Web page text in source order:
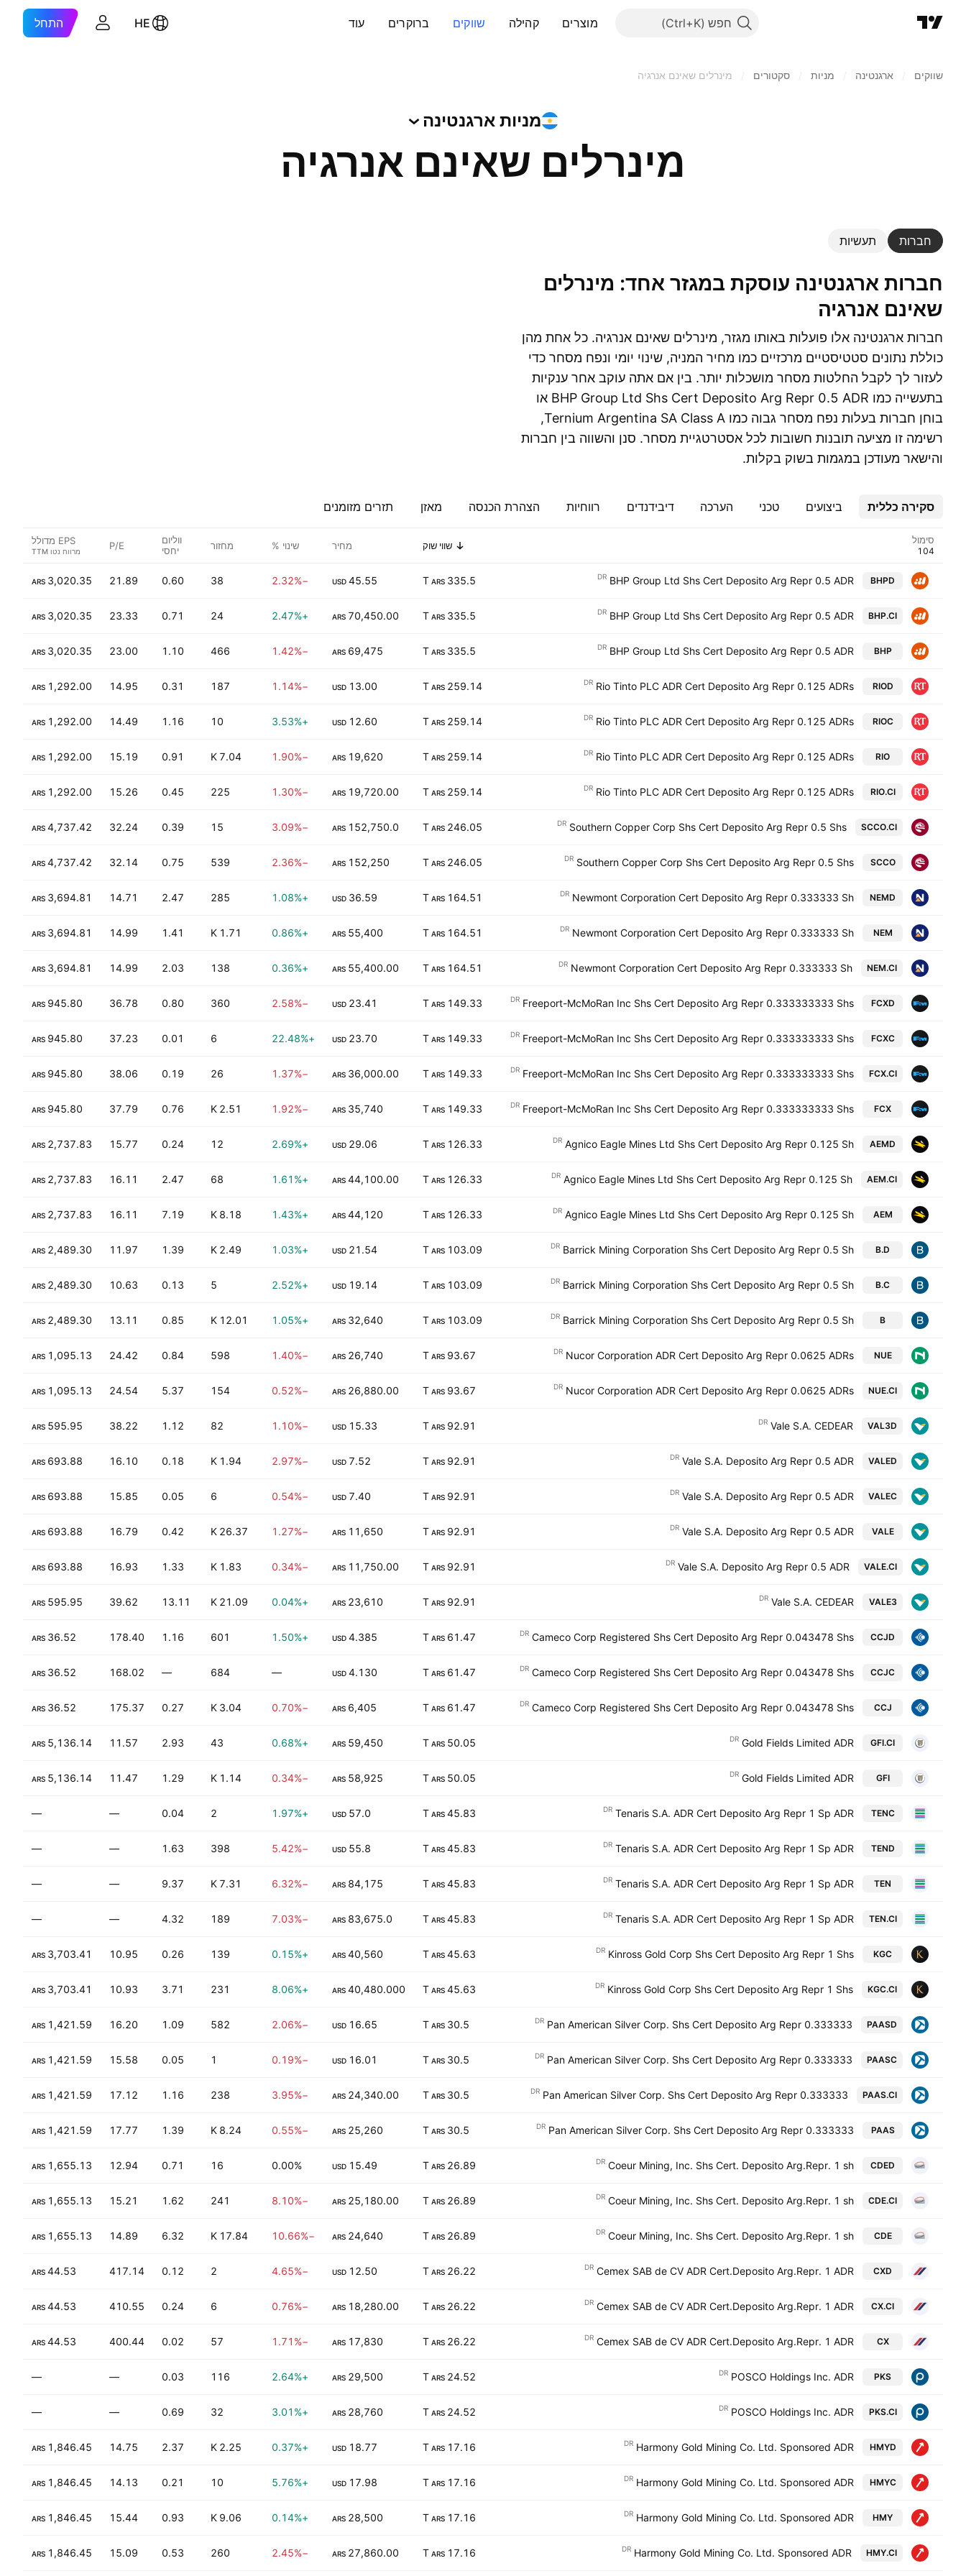
חפש מוצרים קהילה שווקים ברוקרים עוד HE התחל
שווקים ארגנטינה מניות‏ סקטורים מינרלים שאינם אנרגיה
מניותארגנטינה
מינרלים שאינם אנרגיה
חברות תעשיות
חברות ארגנטינה עוסקת במגזר אחד: מינרלים
שאינם אנרגיה
חברות ארגנטינה אלו פועלות באותו מגזר, מינרלים שאינם אנרגיה. כל אחת מהן
כוללת נתונים סטטיסטיים מרכזיים כמו מחיר המניה, שינוי יומי ונפח מסחר כדי
לעזור לך לקבל החלטות מסחר מושכלות יותר. בין אם אתה עוקב אחר ענקיות
בתעשייה כמו BHP Group Ltd Shs Cert Deposito Arg Repr 0.5 ADR או
בוחן חברות בעלות נפח מסחר גבוה כמו Ternium Argentina SA Class A,
רשימה זו מציעה תובנות חשובות לכל אסטרטגיית מסחר. סנן והשווה בין חברות
והישאר מעודכן במגמות בשוק בקלות.
סקירה כללית ביצועים טכני הערכה דיבידנדים רווחיות הצהרת הכנסה מאזן תזרים מזומנים
סימול שווי שוק מחיר שינוי % מחזור
ווליום
יחסי
P/E EPS מדולל
BHPD
BHP Group Ltd Shs Cert Deposito Arg Repr 0.5 ADR
DR
335.5 T
ARS
45.55
USD
−2.32%
38
0.60
21.89
3,020.35
ARS
BHP.CI
BHP Group Ltd Shs Cert Deposito Arg Repr 0.5 ADR
DR
335.5 T
ARS
70,450.00
ARS
+2.47%
24
0.71
23.33
3,020.35
ARS
BHP
BHP Group Ltd Shs Cert Deposito Arg Repr 0.5 ADR
DR
335.5 T
ARS
69,475
ARS
−1.42%
466
1.10
23.00
3,020.35
ARS
RIOD
Rio Tinto PLC ADR Cert Deposito Arg Repr 0.125 ADRs
DR
259.14 T
ARS
13.00
USD
−1.14%
187
0.31
14.95
1,292.00
ARS
RIOC
Rio Tinto PLC ADR Cert Deposito Arg Repr 0.125 ADRs
DR
259.14 T
ARS
12.60
USD
+3.53%
10
1.16
14.49
1,292.00
ARS
RIO
Rio Tinto PLC ADR Cert Deposito Arg Repr 0.125 ADRs
DR
259.14 T
ARS
19,620
ARS
−1.90%
7.04 K
0.91
15.19
1,292.00
ARS
RIO.CI
Rio Tinto PLC ADR Cert Deposito Arg Repr 0.125 ADRs
DR
259.14 T
ARS
19,720.00
ARS
−1.30%
225
0.45
15.26
1,292.00
ARS
SCCO.CI
Southern Copper Corp Shs Cert Deposito Arg Repr 0.5 Shs
DR
246.05 T
ARS
152,750.0
ARS
−3.09%
15
0.39
32.24
4,737.42
ARS
SCCO
Southern Copper Corp Shs Cert Deposito Arg Repr 0.5 Shs
DR
246.05 T
ARS
152,250
ARS
−2.36%
539
0.75
32.14
4,737.42
ARS
NEMD
Newmont Corporation Cert Deposito Arg Repr 0.333333 Sh
DR
164.51 T
ARS
36.59
USD
+1.08%
285
2.47
14.71
3,694.81
ARS
NEM
Newmont Corporation Cert Deposito Arg Repr 0.333333 Sh
DR
164.51 T
ARS
55,400
ARS
+0.86%
1.71 K
1.41
14.99
3,694.81
ARS
NEM.CI
Newmont Corporation Cert Deposito Arg Repr 0.333333 Sh
DR
164.51 T
ARS
55,400.00
ARS
+0.36%
138
2.03
14.99
3,694.81
ARS
FCXD
Freeport-McMoRan Inc Shs Cert Deposito Arg Repr 0.333333333 Shs
DR
149.33 T
ARS
23.41
USD
−2.58%
360
0.80
36.78
945.80
ARS
FCXC
Freeport-McMoRan Inc Shs Cert Deposito Arg Repr 0.333333333 Shs
DR
149.33 T
ARS
23.70
USD
+22.48%
6
0.01
37.23
945.80
ARS
FCX.CI
Freeport-McMoRan Inc Shs Cert Deposito Arg Repr 0.333333333 Shs
DR
149.33 T
ARS
36,000.00
ARS
−1.37%
26
0.19
38.06
945.80
ARS
FCX
Freeport-McMoRan Inc Shs Cert Deposito Arg Repr 0.333333333 Shs
DR
149.33 T
ARS
35,740
ARS
−1.92%
2.51 K
0.76
37.79
945.80
ARS
AEMD
Agnico Eagle Mines Ltd Shs Cert Deposito Arg Repr 0.125 Sh
DR
126.33 T
ARS
29.06
USD
+2.69%
12
0.24
15.77
2,737.83
ARS
AEM.CI
Agnico Eagle Mines Ltd Shs Cert Deposito Arg Repr 0.125 Sh
DR
126.33 T
ARS
44,100.00
ARS
+1.61%
68
2.47
16.11
2,737.83
ARS
AEM
Agnico Eagle Mines Ltd Shs Cert Deposito Arg Repr 0.125 Sh
DR
126.33 T
ARS
44,120
ARS
+1.43%
8.18 K
7.19
16.11
2,737.83
ARS
B.D
Barrick Mining Corporation Shs Cert Deposito Arg Repr 0.5 Sh
DR
103.09 T
ARS
21.54
USD
+1.03%
2.49 K
1.39
11.97
2,489.30
ARS
B.C
Barrick Mining Corporation Shs Cert Deposito Arg Repr 0.5 Sh
DR
103.09 T
ARS
19.14
USD
+2.52%
5
0.13
10.63
2,489.30
ARS
B
Barrick Mining Corporation Shs Cert Deposito Arg Repr 0.5 Sh
DR
103.09 T
ARS
32,640
ARS
+1.05%
12.01 K
0.85
13.11
2,489.30
ARS
NUE
Nucor Corporation ADR Cert Deposito Arg Repr 0.0625 ADRs
DR
93.67 T
ARS
26,740
ARS
−1.40%
598
0.84
24.42
1,095.13
ARS
NUE.CI
Nucor Corporation ADR Cert Deposito Arg Repr 0.0625 ADRs
DR
93.67 T
ARS
26,880.00
ARS
−0.52%
154
5.37
24.54
1,095.13
ARS
VAL3D
Vale S.A. CEDEAR
DR
92.91 T
ARS
15.33
USD
−1.10%
82
1.12
38.22
595.95
ARS
VALED
Vale S.A. Deposito Arg Repr 0.5 ADR
DR
92.91 T
ARS
7.52
USD
−2.97%
1.94 K
0.18
16.10
693.88
ARS
VALEC
Vale S.A. Deposito Arg Repr 0.5 ADR
DR
92.91 T
ARS
7.40
USD
−0.54%
6
0.05
15.85
693.88
ARS
VALE
Vale S.A. Deposito Arg Repr 0.5 ADR
DR
92.91 T
ARS
11,650
ARS
−1.27%
26.37 K
0.42
16.79
693.88
ARS
VALE.CI
Vale S.A. Deposito Arg Repr 0.5 ADR
DR
92.91 T
ARS
11,750.00
ARS
−0.34%
1.83 K
1.33
16.93
693.88
ARS
VALE3
Vale S.A. CEDEAR
DR
92.91 T
ARS
23,610
ARS
+0.04%
21.09 K
13.11
39.62
595.95
ARS
CCJD
Cameco Corp Registered Shs Cert Deposito Arg Repr 0.043478 Shs
DR
61.47 T
ARS
4.385
USD
+1.50%
601
1.16
178.40
36.52
ARS
CCJC
Cameco Corp Registered Shs Cert Deposito Arg Repr 0.043478 Shs
DR
61.47 T
ARS
4.130
USD
—
684
—
168.02
36.52
ARS
CCJ
Cameco Corp Registered Shs Cert Deposito Arg Repr 0.043478 Shs
DR
61.47 T
ARS
6,405
ARS
−0.70%
3.04 K
0.27
175.37
36.52
ARS
GFI.CI
Gold Fields Limited ADR
DR
50.05 T
ARS
59,450
ARS
+0.68%
43
2.93
11.57
5,136.14
ARS
GFI
Gold Fields Limited ADR
DR
50.05 T
ARS
58,925
ARS
−0.34%
1.14 K
1.29
11.47
5,136.14
ARS
TENC
Tenaris S.A. ADR Cert Deposito Arg Repr 1 Sp ADR
DR
45.83 T
ARS
57.0
USD
+1.97%
2
0.04
—
—
TEND
Tenaris S.A. ADR Cert Deposito Arg Repr 1 Sp ADR
DR
45.83 T
ARS
55.8
USD
−5.42%
398
1.63
—
—
TEN
Tenaris S.A. ADR Cert Deposito Arg Repr 1 Sp ADR
DR
45.83 T
ARS
84,175
ARS
−6.32%
7.31 K
9.37
—
—
TEN.CI
Tenaris S.A. ADR Cert Deposito Arg Repr 1 Sp ADR
DR
45.83 T
ARS
83,675.0
ARS
−7.03%
189
4.32
—
—
KGC
Kinross Gold Corp Shs Cert Deposito Arg Repr 1 Shs
DR
45.63 T
ARS
40,560
ARS
+0.15%
139
0.26
10.95
3,703.41
ARS
KGC.CI
Kinross Gold Corp Shs Cert Deposito Arg Repr 1 Shs
DR
45.63 T
ARS
40,480.000
ARS
+8.06%
231
3.71
10.93
3,703.41
ARS
PAASD
Pan American Silver Corp. Shs Cert Deposito Arg Repr 0.333333
DR
30.5 T
ARS
16.65
USD
−2.06%
582
1.09
16.20
1,421.59
ARS
PAASC
Pan American Silver Corp. Shs Cert Deposito Arg Repr 0.333333
DR
30.5 T
ARS
16.01
USD
−0.19%
1
0.05
15.58
1,421.59
ARS
PAAS.CI
Pan American Silver Corp. Shs Cert Deposito Arg Repr 0.333333
DR
30.5 T
ARS
24,340.00
ARS
−3.95%
238
1.16
17.12
1,421.59
ARS
PAAS
Pan American Silver Corp. Shs Cert Deposito Arg Repr 0.333333
DR
30.5 T
ARS
25,260
ARS
−0.55%
8.24 K
1.39
17.77
1,421.59
ARS
CDED
Coeur Mining, Inc. Shs Cert. Deposito Arg.Repr. 1 sh
DR
26.89 T
ARS
15.49
USD
0.00%
16
0.71
12.94
1,655.13
ARS
CDE.CI
Coeur Mining, Inc. Shs Cert. Deposito Arg.Repr. 1 sh
DR
26.89 T
ARS
25,180.00
ARS
−8.10%
241
1.62
15.21
1,655.13
ARS
CDE
Coeur Mining, Inc. Shs Cert. Deposito Arg.Repr. 1 sh
DR
26.89 T
ARS
24,640
ARS
−10.66%
17.84 K
6.32
14.89
1,655.13
ARS
CXD
Cemex SAB de CV ADR Cert.Deposito Arg.Repr. 1 ADR
DR
26.22 T
ARS
12.50
USD
−4.65%
2
0.12
417.14
44.53
ARS
CX.CI
Cemex SAB de CV ADR Cert.Deposito Arg.Repr. 1 ADR
DR
26.22 T
ARS
18,280.00
ARS
−0.76%
6
0.24
410.55
44.53
ARS
CX
Cemex SAB de CV ADR Cert.Deposito Arg.Repr. 1 ADR
DR
26.22 T
ARS
17,830
ARS
−1.71%
57
0.02
400.44
44.53
ARS
PKS
POSCO Holdings Inc. ADR
DR
24.52 T
ARS
29,500
ARS
+2.64%
116
0.03
—
—
PKS.CI
POSCO Holdings Inc. ADR
DR
24.52 T
ARS
28,760
ARS
+3.01%
32
0.69
—
—
HMYD
Harmony Gold Mining Co. Ltd. Sponsored ADR
DR
17.16 T
ARS
18.77
USD
+0.37%
2.25 K
2.37
14.75
1,846.45
ARS
HMYC
Harmony Gold Mining Co. Ltd. Sponsored ADR
DR
17.16 T
ARS
17.98
USD
+5.76%
10
0.21
14.13
1,846.45
ARS
HMY
Harmony Gold Mining Co. Ltd. Sponsored ADR
DR
17.16 T
ARS
28,500
ARS
+0.14%
9.06 K
0.93
15.44
1,846.45
ARS
HMY.CI
Harmony Gold Mining Co. Ltd. Sponsored ADR
DR
17.16 T
ARS
27,860.00
ARS
−2.45%
260
0.53
15.09
1,846.45
ARS